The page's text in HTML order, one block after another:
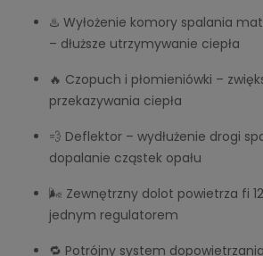
♨️ Wyłożenie komory spalania
– dłuższe utrzymywanie ciepła
🔥 Czopuch i płomieniówki –
przekazywania ciepła
💨 Deflektor – wydłużenie drogi
dopalanie cząstek opału
🌬️ Zewnętrzny dolot powietrza fi
jednym regulatorem
🔁 Potrójny system